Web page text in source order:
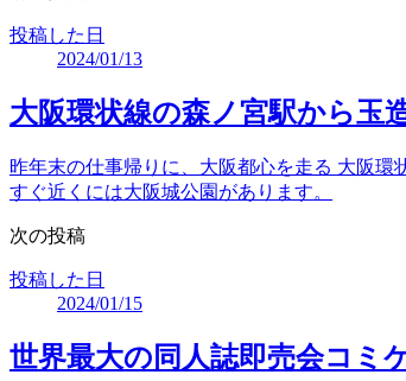
投稿した日
2024/01/13
大阪環状線の森ノ宮駅から玉
昨年末の仕事帰りに、大阪都心を走る 大阪環
すぐ近くには大阪城公園があります。
次の投稿
投稿した日
2024/01/15
世界最大の同人誌即売会コミ